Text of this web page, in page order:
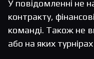
У повідомленні не
контракту,
команді. Також не
або на яких